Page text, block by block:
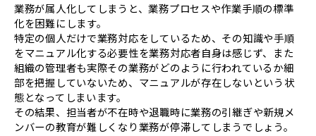
業務が属人化してしまうと、業務プロセスや作業手順の標準
化を困難にします。
特定の個人だけで業務対応をしているため、その知識や手順
をマニュアル化する必要性を業務対応者自身は感じず、また
組織の管理者も実際その業務がどのように行われているか細
部を把握していないため、マニュアルが存在しないという状
態となってしまいます。
その結果、担当者が不在時や退職時に業務の引継ぎや新規メ
ンバーの教育が難しくなり業務が停滞してしまうでしょう。